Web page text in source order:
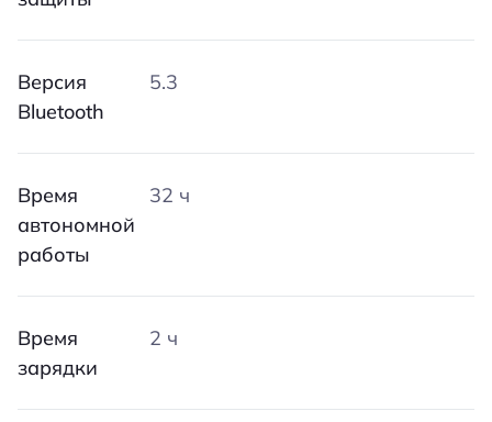
Версия
Bluetooth
5.3
Время
автономной
работы
32 ч
Время
зарядки
2 ч